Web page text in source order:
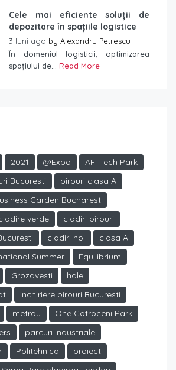
Cele mai eficiente soluții de
depozitare în spațiile logistice
3 luni ago by Alexandru Petrescu
În domeniul logisticii, optimizarea
spațiului de... Read More
2021 @Expo
AFI Tech Park
Bucuresti
birouri clasa A
Garden Bucharest
verde
cladiri birouri
cladiri noi
clasa A
Summer
Equilibrium
Grozavesti
hale
inchiriere birouri Bucuresti
metrou
One Cotroceni Park
parcuri industriale
Politehnica
proiect